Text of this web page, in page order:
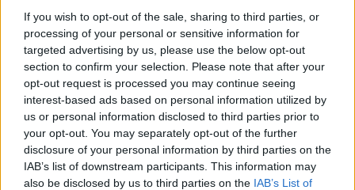
If you wish to opt-out of the sale, sharing to third parties, or
processing of your personal or sensitive information for
targeted advertising by us, please use the below opt-out
section to confirm your selection. Please note that after your
opt-out request is processed you may continue seeing
interest-based ads based on personal information utilized by
us or personal information disclosed to third parties prior to
your opt-out. You may separately opt-out of the further
disclosure of your personal information by third parties on the
IAB’s list of downstream participants. This information may
also be disclosed by us to third parties on the IAB’s List of
A minisztérium használt kocsikat szerezne be -
írja az rtl.hu.
Rohamosan csökken a MÁV üzemképes dízelvonatainak
száma, az elmúlt három év alatt 12 százalékkal lettek
kevesebben, miközben elmaradozgatnak az ígért
járműpótlások - írja a Közlekedő Tömeg. A civil szervezet
szerint van olyan vasúti vonal, ahol hetek óta pótlóbuszok
járnak, mert egyszerűen nem jut rájuk jármű. Azt javasolják
a közlekedési minisztériumnak, hogy...